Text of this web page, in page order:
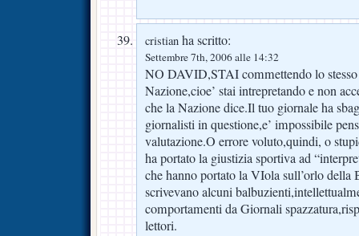
cristian ha scritto:
Settembre 7th, 2006 alle 14:32
NO DAVID,STAI commettendo lo
Nazione,cioe’ stai intrepretando e non
che la Nazione dice.Il tuo giornale ha
giornalisti in questione,e’ impossibile
valutazione.O errore voluto,quindi, o
ha portato la giustizia sportiva ad
che hanno portato la VIola sull’orlo della
scrivevano alcuni
comportamenti da Giornali
lettori.